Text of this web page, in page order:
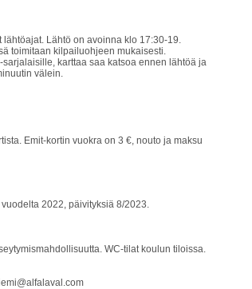
Lähtö on avoinna klo 17:30-19.
toimitaan kilpailuohjeen mukaisesti.
karttaa saa katsoa ennen lähtöä ja
välein.
Emit-kortin vuokra on 3 €, nouto ja maksu
2022, päivityksiä 8/2023.
WC-tilat koulun tiloissa.